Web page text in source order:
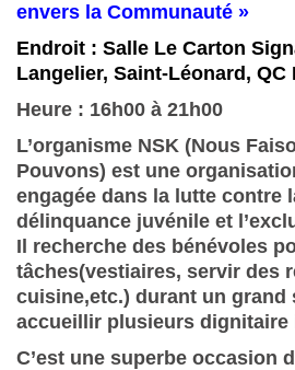
envers la Communauté »
Endroit : Salle Le Carton
Langelier, Saint-Léonard, QC
Heure : 16h00 à 21h00
L’organisme NSK (Nous
Pouvons) est une
engagée dans la lutte contre
délinquance juvénile et
Il recherche des bénévoles
tâches(vestiaires, servir des
cuisine,etc.) durant un grand
accueillir plusieurs dignitaire
C’est une superbe occasion